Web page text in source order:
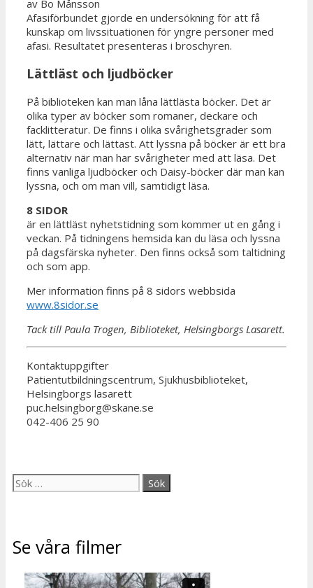
av Bo Månsson
Afasiförbundet gjorde en undersökning för att få
kunskap om livssituationen för yngre personer med
afasi. Resultatet presenteras i broschyren.
Lättläst och ljudböcker
På biblioteken kan man låna lättlästa böcker. Det är
olika typer av böcker som romaner, deckare och
facklitteratur. De finns i olika svårighetsgrader som
lätt, lättare och lättast. Att lyssna på böcker är ett bra
alternativ när man har svårigheter med att läsa. Det
finns vanliga ljudböcker och Daisy-böcker där man kan
lyssna, och om man vill, samtidigt läsa.
8 SIDOR
är en lättläst nyhetstidning som kommer ut en gång i
veckan. På tidningens hemsida kan du läsa och lyssna
på dagsfärska nyheter. Den finns också som taltidning
och som app.
Mer information finns på 8 sidors webbsida
www.8sidor.se
Tack till Paula Trogen, Biblioteket, Helsingborgs Lasarett.
Kontaktuppgifter
Patientutbildningscentrum, Sjukhusbiblioteket,
Helsingborgs lasarett
puc.helsingborg@skane.se
042-406 25 90
Sök
efter:
Se våra filmer